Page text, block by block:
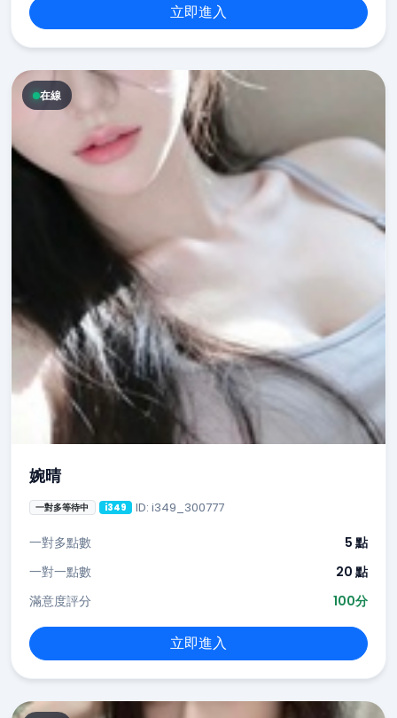
立即進入
在線
婉晴
一對多等待中 i349 ID: i349_300777
一對多點數
5 點
一對一點數
20 點
滿意度評分
100分
立即進入